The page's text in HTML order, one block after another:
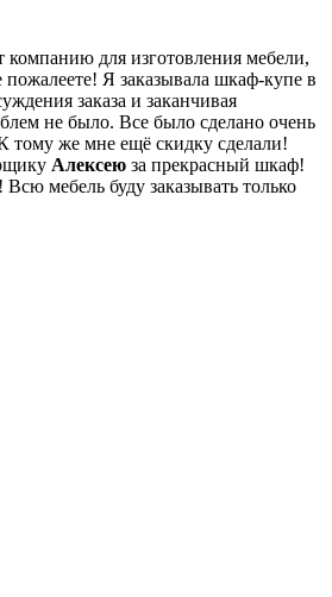
для изготовления мебели,
Я заказывала шкаф-купе в
заказа и заканчивая
не было. Все было сделано очень
тому же мне ещё скидку сделали!
Алексею за прекрасный шкаф!
Всю мебель буду заказывать только